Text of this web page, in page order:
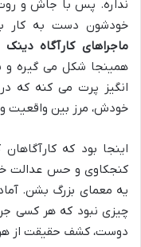
نداره. پس با جاش و
خودشون دست به کار
ماجراهای کارآگاه
همینجا شکل می گیره و
انگیز پرت می کنه که در
خودش، مرز بین واقعیت
اینجا بود که
کنجکاوی و حس عدالت
یه معمای بزرگ بشن.
چیزی نبود که هر کسی
دوست، کشف حقیقت از